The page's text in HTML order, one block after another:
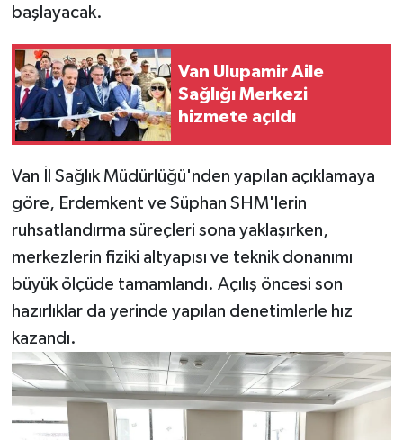
başlayacak.
Van Ulupamir Aile
Sağlığı Merkezi
hizmete açıldı
Van İl Sağlık Müdürlüğü'nden yapılan açıklamaya
göre, Erdemkent ve Süphan SHM'lerin
ruhsatlandırma süreçleri sona yaklaşırken,
merkezlerin fiziki altyapısı ve teknik donanımı
büyük ölçüde tamamlandı. Açılış öncesi son
hazırlıklar da yerinde yapılan denetimlerle hız
kazandı.